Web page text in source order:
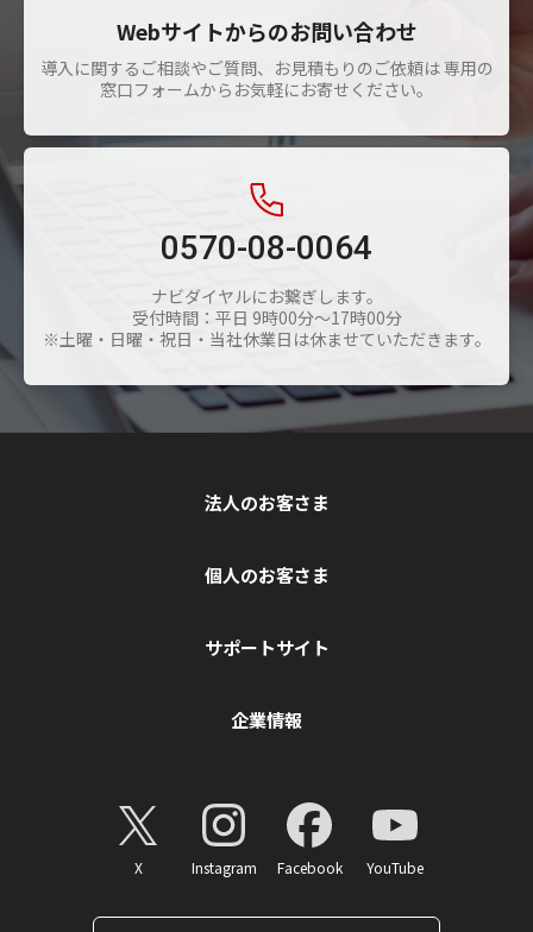
Webサイトからのお問い合わせ
導入に関するご相談やご質問、お見積もりのご依頼は 専用の
窓口フォームからお気軽にお寄せください。
0570-08-0064
ナビダイヤルにお繋ぎします。
受付時間：平日 9時00分～17時00分
※土曜・日曜・祝日・当社休業日は休ませていただきます。
法人のお客さま
個人のお客さま
サポートサイト
企業情報
X Instagram Facebook YouTube